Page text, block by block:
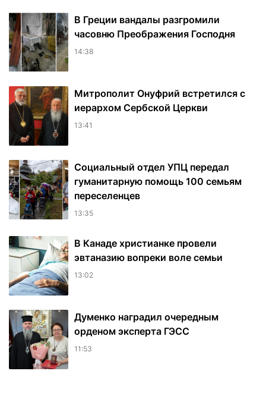
В Греции вандалы разгромили
часовню Преображения Господня
14:38
Митрополит Онуфрий встретился с
иерархом Сербской Церкви
13:41
Социальный отдел УПЦ передал
гуманитарную помощь 100 семьям
переселенцев
13:35
В Канаде христианке провели
эвтаназию вопреки воле семьи
13:02
Думенко наградил очередным
орденом эксперта ГЭСС
11:53